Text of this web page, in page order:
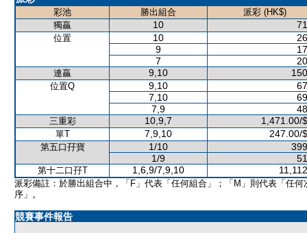
彩池 勝出組合
派彩 (HK$)
獨贏
10
位置 10
9
7
連贏 9,10
位置Q 9,10
7,10
7,9
三重彩 10,9,7 1,471.00/
單T 7,9,10 247.00/
第五口孖寶 1/10
1/9
第十二口孖T 1,6,9/7,9,10
派彩備註：於勝出組合中，「F」代表「任何組合」；「M」則代表「任何
序」。
競賽事件報告